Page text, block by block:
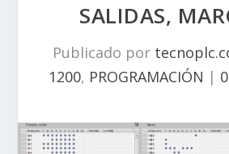
SALIDAS,
Publicado por
1200, PROGRAMACIÓN | 0